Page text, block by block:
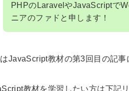
PHPのLaravelやJavaScriptで
ニアのファドと申します！
JavaScript教材の第3回目の記事
教材を学習したい方は下記